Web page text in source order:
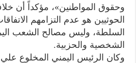
وحقوق المواطنين»، مؤكداً أن
الحوثيين هو عدم التزامهم
السلطة، وليس مصالح الشعب
الشخصية والحزبية.
وكان الرئيس اليمني المخلوع